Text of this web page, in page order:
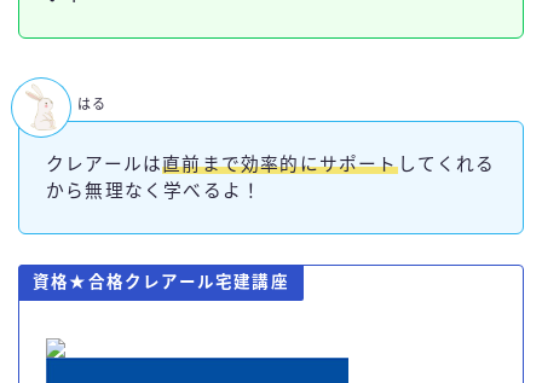
クレアールは直前まで効率的にサポートしてくれる
から無理なく学べるよ！
はる
資格★合格クレアール宅建講座